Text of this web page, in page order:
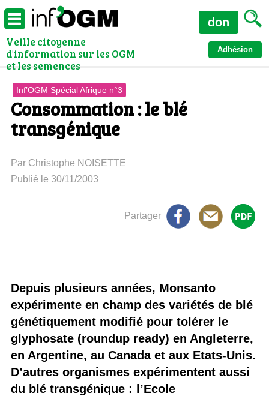
Veille citoyenne
d'information sur les OGM
et les semences
Adhésion
don
Inf’OGM Spécial Afrique n°3
Consommation : le blé
transgénique
Par Christophe NOISETTE
Publié le 30/11/2003
Partager
Depuis plusieurs années, Monsanto
expérimente en champ des variétés de blé
génétiquement modifié pour tolérer le
glyphosate (roundup ready) en Angleterre,
en Argentine, au Canada et aux Etats-Unis.
D’autres organismes expérimentent aussi
du blé transgénique : l’Ecole